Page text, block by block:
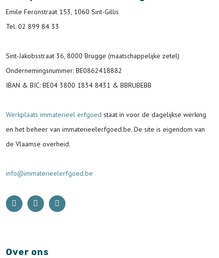
Emile Feronstraat 153, 1060 Sint-Gillis
Tel. 02 899 84 33
Sint-Jakobsstraat 36, 8000 Brugge (maatschappelijke zetel)
Ondernemingsnummer: BE0862418882
IBAN & BIC: BE04 3800 1834 8431 & BBRUBEBB
Werkplaats immaterieel erfgoed staat in voor de dagelijkse werking
en het beheer van immaterieelerfgoed.be. De site is eigendom van
de Vlaamse overheid.
info@immaterieelerfgoed.be
Over ons